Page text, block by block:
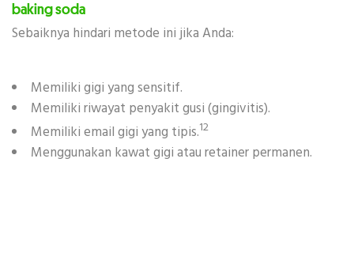
baking soda
Sebaiknya hindari metode ini jika Anda:
Memiliki gigi yang sensitif.
Memiliki riwayat penyakit gusi (gingivitis).
Memiliki email gigi yang tipis.12
Menggunakan kawat gigi atau retainer permanen.